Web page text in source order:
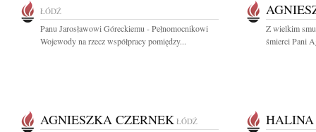
ŁÓDŹ
Panu Jarosławowi Góreckiemu - Pełnomocnikowi
Wojewody na rzecz współpracy pomiędzy...
Z wielkim
śmierci Pani
AGNIESZKA CZERNEK ŁÓDŹ HALINA